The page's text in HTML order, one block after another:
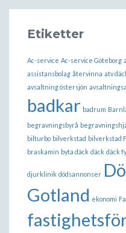
Etiketter
Ac-service Ac-service Göteborg
assistansbolag återvinna atv
avsaltning östersjön
badkar badrum
begravningsbyrå
bilturbo bilverkstad bilverkstad
braskamin byta däck däck däck
djurklinik dödsannonser
Gotland ekonomi